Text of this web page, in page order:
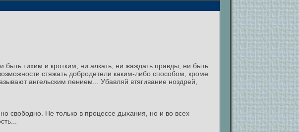
тихим и кротким, ни алкать, ни жаждать правды, ни быть
стяжать добродетели каким-либо способом, кроме
ангельским пением... Убавляй втягивание ноздрей,
свободно. Не только в процессе дыхания, но и во всех